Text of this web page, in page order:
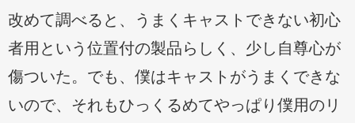
改めて調べると、うまくキャストできない初心
者用という位置付の製品らしく、少し自尊心が
傷ついた。でも、僕はキャストがうまくできな
いので、それもひっくるめてやっぱり僕用のリ